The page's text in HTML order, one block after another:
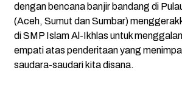
dengan bencana banjir bandang di
(Aceh, Sumut dan Sumbar)
di SMP Islam Al-Ikhlas untuk
empati atas penderitaan yang
saudara-saudari kita disana.